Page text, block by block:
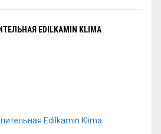
EDILKAMIN KLIMA